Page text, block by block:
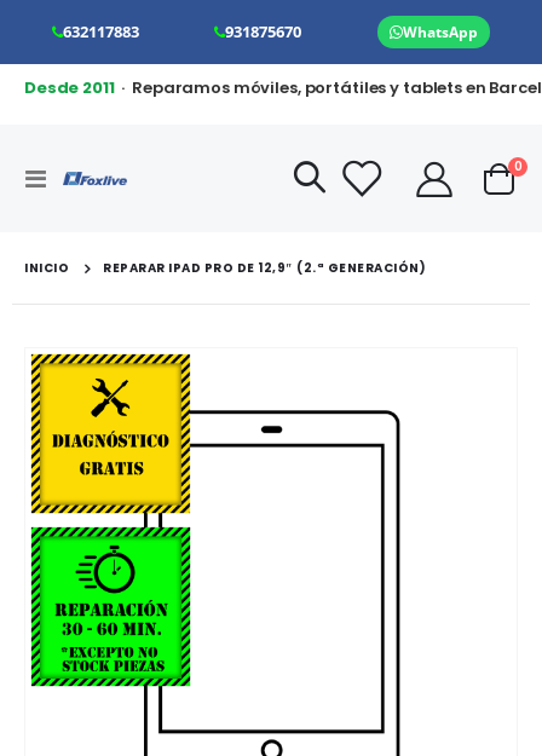
632117883 931875670 WhatsApp
Desde 2011· Reparamos móviles, portátiles y tablets en
Toggle
Cart
0
INICIO REPARAR IPAD PRO DE 12,9″ (2.ª GENERACIÓN)
Saltar
al
final
de
la
galería
de
imágenes